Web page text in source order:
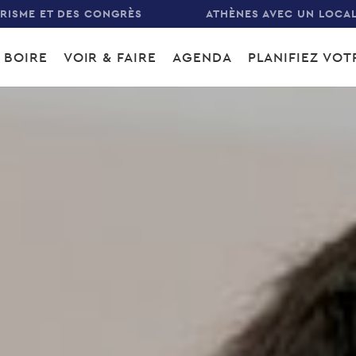
ET DES CONGRÈS ATHÈNES AVEC UN LOCAL
VOIR & FAIRE AGENDA PLANIFIEZ